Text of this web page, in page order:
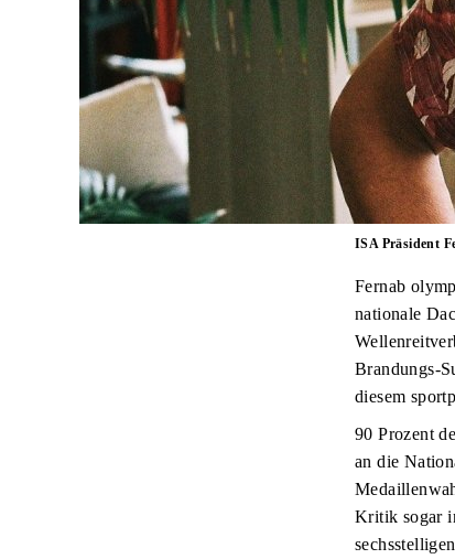
ISA Präsident
Fernab
nationale
Brandungs-
diesem
90 Prozent
an die
Kritik sogar